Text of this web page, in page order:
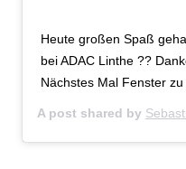
Heute großen Spaß
bei ADAC Linthe ??
Nächstes Mal Fenster
A post shared by